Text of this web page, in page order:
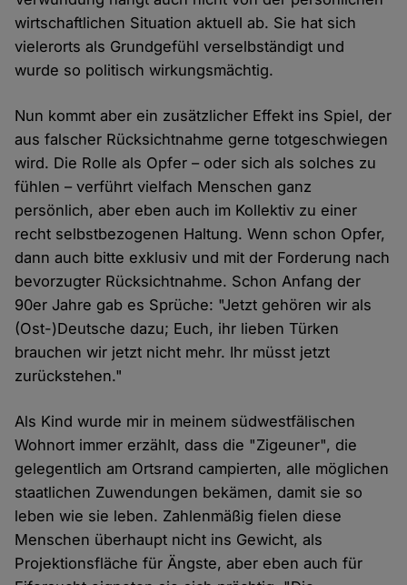
wirtschaftlichen Situation aktuell ab. Sie hat sich
vielerorts als Grundgefühl verselbständigt und
wurde so politisch wirkungsmächtig.
Nun kommt aber ein zusätzlicher Effekt ins Spiel, der
aus falscher Rücksichtnahme gerne totgeschwiegen
wird. Die Rolle als Opfer – oder sich als solches zu
fühlen – verführt vielfach Menschen ganz
persönlich, aber eben auch im Kollektiv zu einer
recht selbstbezogenen Haltung. Wenn schon Opfer,
dann auch bitte exklusiv und mit der Forderung nach
bevorzugter Rücksichtnahme. Schon Anfang der
90er Jahre gab es Sprüche: "Jetzt gehören wir als
(Ost-)Deutsche dazu; Euch, ihr lieben Türken
brauchen wir jetzt nicht mehr. Ihr müsst jetzt
zurückstehen."
Als Kind wurde mir in meinem südwestfälischen
Wohnort immer erzählt, dass die "Zigeuner", die
gelegentlich am Ortsrand campierten, alle möglichen
staatlichen Zuwendungen bekämen, damit sie so
leben wie sie leben. Zahlenmäßig fielen diese
Menschen überhaupt nicht ins Gewicht, als
Projektionsfläche für Ängste, aber eben auch für